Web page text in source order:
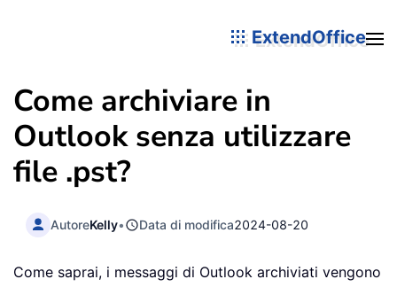
ExtendOffice
Come archiviare in
Outlook senza utilizzare
file .pst?
AutoreKelly• Data di modifica2024-08-20
Come saprai, i messaggi di Outlook archiviati vengono